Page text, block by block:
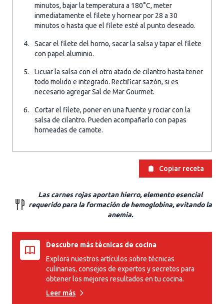
minutos, bajar la temperatura a 180°C, meter
inmediatamente el filete y hornear por 28 a 30
minutos o hasta que el filete esté al punto deseado.
Sacar el filete del horno, sacar la salsa y tapar el filete
con papel aluminio.
Licuar la salsa con el otro atado de cilantro hasta tener
todo molido e integrado. Rectificar sazón, si es
necesario agregar Sal de Mar Gourmet.
Cortar el filete, poner en una fuente y rociar con la
salsa de cilantro. Pueden acompañarlo con papas
horneadas de camote.
Copiar receta
Las carnes rojas aportan hierro, elemento esencial
requerido para la formación de hemoglobina, evitando la
anemia.
Descubre más técnicas de cocina
Explora nuestros artículos sobre técnicas
culinarias, consejos de expertos y secretos para
obtener los mejores resultados en tu cocina.
Leer más